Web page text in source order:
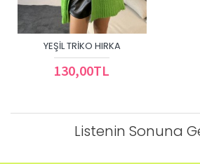
YEŞIL TRIKO HIRKA
130,00TL
Listenin Sonuna